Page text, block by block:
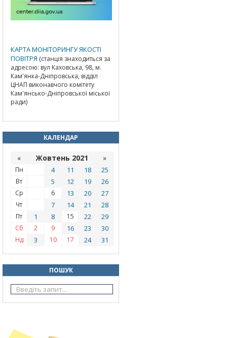
КАРТА МОНІТОРИНГУ ЯКОСТІ
ПОВІТРЯ (станція знаходиться за
адресою: вул Каховська, 98, м.
Кам'янка-Дніпровська, відділ
ЦНАП виконавчого комітету
Кам'янсько-Дніпровської міської
ради)
КАЛЕНДАР
« Жовтень 2021 »
Пн 4 11 18 25
Вт 5 12 19 26
Ср 6 13 20 27
Чт 7 14 21 28
Пт 1 8 15 22 29
Сб 2 9 16 23 30
Нд 3 10 17 24 31
ПОШУК